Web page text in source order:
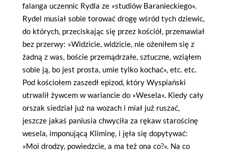
falanga uczennic Rydla ze »studiów Baranieckiego«.
Rydel musiał sobie torować drogę wśród tych dziewic,
do których, przeciskając się przez kościół, przemawiał
bez przerwy: »Widzicie, widzicie, nie ożeniłem się z
żadną z was, boście przemądrzałe, sztuczne, wziąłem
sobie ją, bo jest prosta, umie tylko kochać», etc. etc.
Pod kościołem zaszedł epizod, który Wyspiański
utrwalił żywcem w wariancie do »Wesela«. Kiedy cały
orszak siedział już na wozach i miał już ruszać,
jeszcze jakaś paniusia chwyciła za rękaw starościnę
wesela, imponującą Kliminę, i jęła się dopytywać:
»Moi drodzy, powiedzcie, a ma też ona co?«. Na co